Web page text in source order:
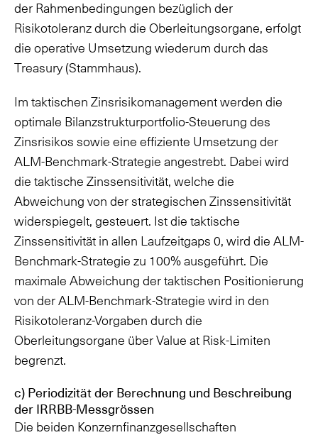
der Rahmenbedingungen bezüglich der
Risikotoleranz durch die Oberleitungsorgane, erfolgt
die operative Umsetzung wiederum durch das
Treasury (Stammhaus).
Im taktischen Zinsrisikomanagement werden die
optimale Bilanzstrukturportfolio-Steuerung des
Zinsrisikos sowie eine effiziente Umsetzung der
ALM-Benchmark-Strategie angestrebt. Dabei wird
die taktische Zinssensitivität, welche die
Abweichung von der strategischen Zinssensitivität
widerspiegelt, gesteuert. Ist die taktische
Zinssensitivität in allen Laufzeitgaps 0, wird die ALM-
Benchmark-Strategie zu 100% ausgeführt. Die
maximale Abweichung der taktischen Positionierung
von der ALM-Benchmark-Strategie wird in den
Risikotoleranz-Vorgaben durch die
Oberleitungsorgane über Value at Risk-Limiten
begrenzt.
c) Periodizität der Berechnung und Beschreibung
der IRRBB-Messgrössen
Die beiden Konzernfinanzgesellschaften